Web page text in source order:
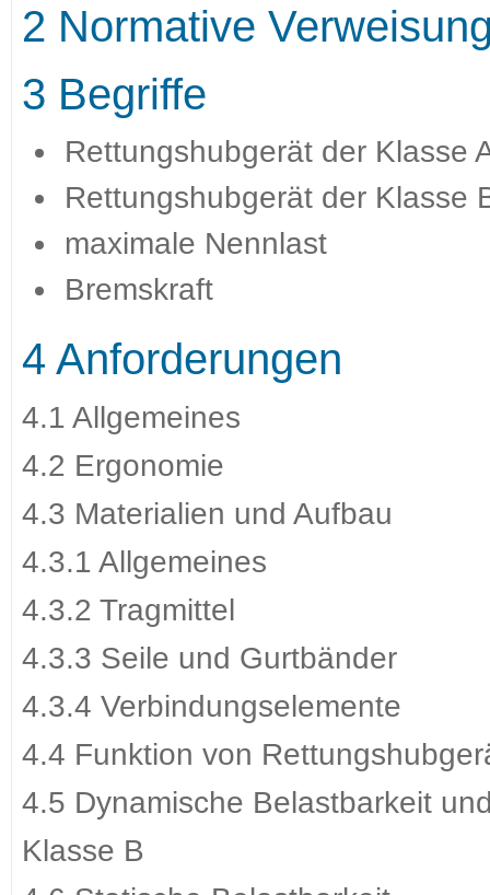
2 Normative
3 Begriffe
Rettungshubgerät der Klasse
Rettungshubgerät der Klasse
maximale Nennlast
Bremskraft
4 Anforderungen
4.1 Allgemeines
4.2 Ergonomie
4.3 Materialien und Aufbau
4.3.1 Allgemeines
4.3.2 Tragmittel
4.3.3 Seile und Gurtbänder
4.3.4 Verbindungselemente
4.4 Funktion von
4.5 Dynamische Belastbarkeit
Klasse B